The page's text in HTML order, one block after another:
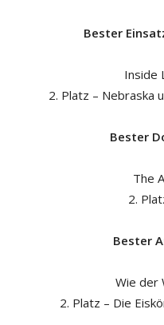
Bester
Inside
2. Platz – Nebraska
Bester
The
2.
Bester
Wie der
2. Platz – Die